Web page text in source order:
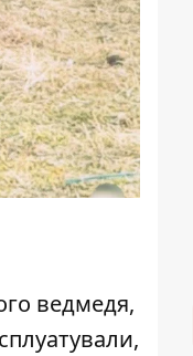
ведмедя,